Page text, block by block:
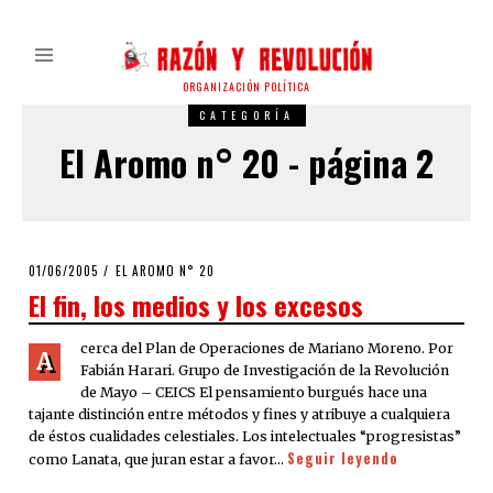
ORGANIZACIÓN POLÍTICA
CATEGORÍA
El Aromo n° 20 - página 2
POSTED
01/06/2005 22/03/2020
EL AROMO N° 20
El fin, los medios y los excesos
A
cerca del Plan de Operaciones de Mariano Moreno. Por
Fabián Harari. Grupo de Investigación de la Revolución
de Mayo – CEICS El pensamiento burgués hace una
tajante distinción entre métodos y fines y atribuye a cualquiera
de éstos cualidades celestiales. Los intelectuales “progresistas”
como Lanata, que juran estar a favor… Seguir leyendo